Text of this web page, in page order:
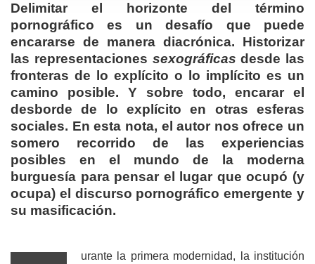
Delimitar el horizonte del término
pornográfico es un desafío que puede
encararse de manera diacrónica. Historizar
las representaciones sexográficas desde las
fronteras de lo explícito o lo implícito es un
camino posible. Y sobre todo, encarar el
desborde de lo explícito en otras esferas
sociales. En esta nota, el autor nos ofrece un
somero recorrido de las experiencias
posibles en el mundo de la moderna
burguesía para pensar el lugar que ocupó (y
ocupa) el discurso pornográfico emergente y
su masificación.
urante la primera modernidad, la institución